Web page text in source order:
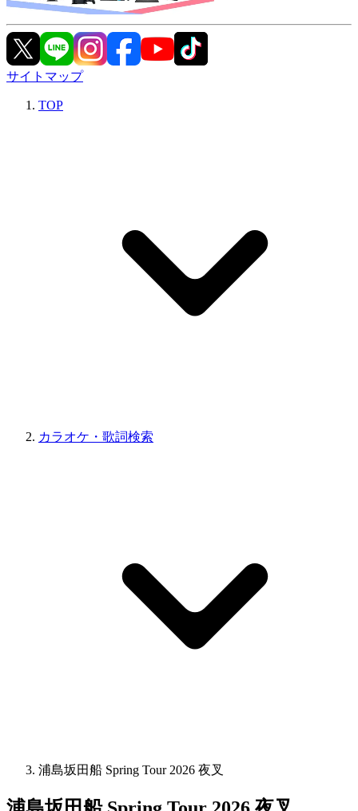
サイトマップ
TOP
カラオケ・歌詞検索
浦島坂田船 Spring Tour 2026 夜叉